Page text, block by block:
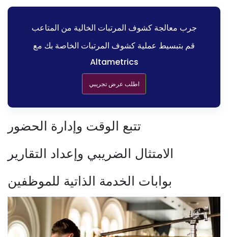
جرب معالجة كشوف المرتبات الخالية من المتاعب
قم بتبسيط عملية كشوف المرتبات الخاصة بك مع
Altametrics
اطلب عرض تجريبي
تتبع الوقت وإدارة الحضور
الامتثال الضريبي وإعداد التقارير
بوابات الخدمة الذاتية للموظفين